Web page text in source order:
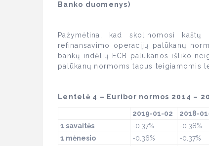
Banko duomenys)
Pažymėtina, kad skolinomosi
refinansavimo operacijų palūkanų
bankų indėlių ECB palūkanos išliko
palūkanų normoms tapus teigiamomis
Lentelė 4 – Euribor normos 2014 –
2019-01-02 2018-
1 savaitės
-0.37% -0.38%
1 mėnesio
-0.36% -0.37%